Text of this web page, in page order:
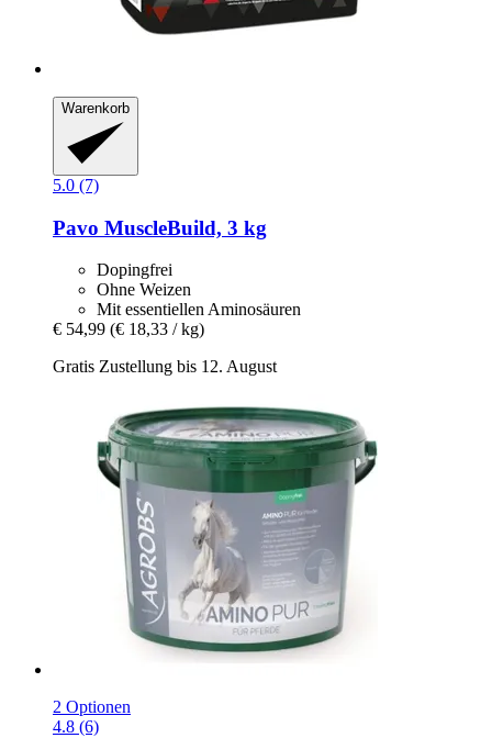
Warenkorb
5.0 (7)
Pavo MuscleBuild, 3 kg
Dopingfrei
Ohne Weizen
Mit essentiellen Aminosäuren
€ 54,99 (€ 18,33 / kg)
Gratis Zustellung bis 12. August
2 Optionen
4.8 (6)